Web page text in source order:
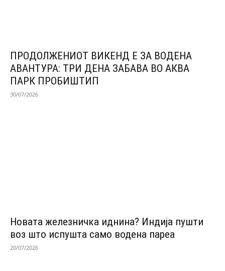
ПРОДОЛЖЕНИОТ ВИКЕНД Е ЗА ВОДЕНА
АВАНТУРА: ТРИ ДЕНА ЗАБАВА ВО АКВА
ПАРК ПРОБИШТИП
30/07/2026
Новата железничка иднина? Индија пушти
воз што испушта само водена пареа
20/07/2026